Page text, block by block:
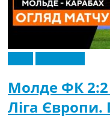
Молде ФК
Ліга Європи.